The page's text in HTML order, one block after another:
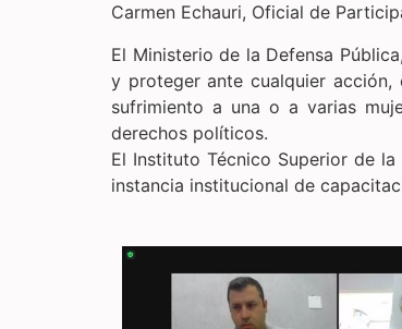
Carmen Echauri, Oficial de
El Ministerio de la Defensa
y proteger ante cualquier
sufrimiento a una o a varias
derechos políticos.
El Instituto Técnico Superior de
instancia institucional de